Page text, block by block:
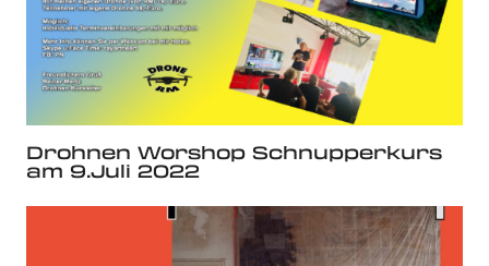
Drohnen Worshop Schnupperkurs
am 9.Juli 2022